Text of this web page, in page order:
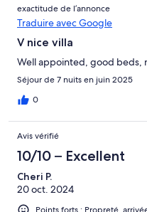
exactitude de l’annonce
Traduire avec Google
V nice villa
Well appointed, good beds,
Séjour de 7 nuits en juin 2025
0
Avis vérifié
10/10 – Excellent
Cheri P.
20 oct. 2024
Points forts : Propreté,